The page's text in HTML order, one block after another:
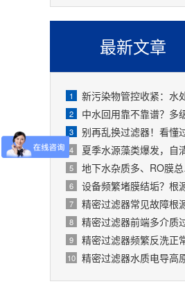
最新文章
1 新污染物管控收紧：水处理精密过滤器可截留微塑料、微量有害
2 中水回用靠不靠谱？多级过滤器层层过滤，出水达标可
3 别再乱换过滤器！看懂过滤精度，水处理过滤器少花冤
4 夏季水源藻类爆发，自清洗过滤器搞定原水预处理
5 地下水杂质多、RO膜总报废！一支滤芯过滤器就能大幅延寿
6 设备频繁堵膜结垢？根源就是前置水处理过滤器没
7 精密过滤器常见故障根源有哪些
8 精密过滤器前端多介质过滤失效会怎样
9 精密过滤器频繁反洗正常吗
10 精密过滤器水质电导高原因是什么